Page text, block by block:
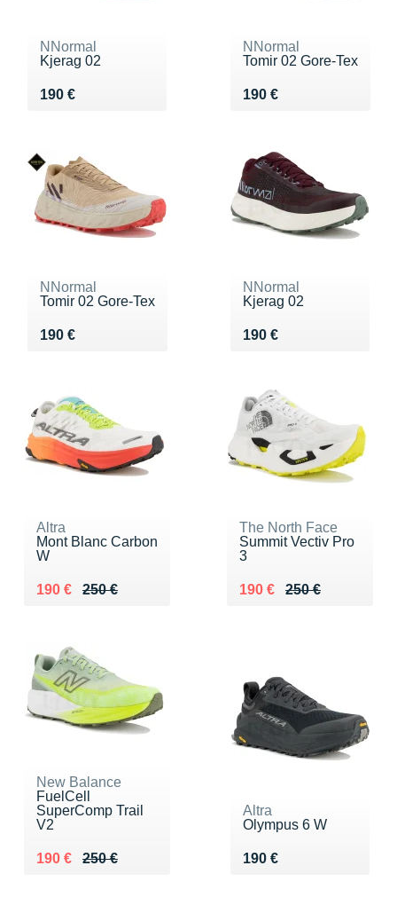
NNormal
Kjerag 02
190 €
Vendu 190 €
NNormal
Tomir 02 Gore-Tex
190 €
Vendu 190 €
NNormal
Tomir 02 Gore-Tex
190 €
Vendu 190 €
NNormal
Kjerag 02
190 €
Vendu 190 €
Altra
Mont Blanc Carbon
W
250 €
Au lieu de 250 €
190 €
Vendu 190 €
The North Face
Summit Vectiv Pro
3
250 €
Au lieu de 250 €
190 €
Vendu 190 €
New Balance
FuelCell
SuperComp Trail
V2
250 €
Au lieu de 250 €
190 €
Vendu 190 €
Altra
Olympus 6 W
190 €
Vendu 190 €